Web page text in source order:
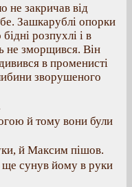
не закричав від
Зашкарублі опорки
розпухлі і в
не зморщився. Він
в променисті
зворушеного
й тому вони були
й Максим пішов.
сунув йому в руки